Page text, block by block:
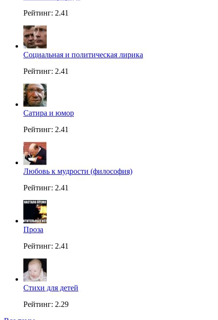
Рейтинг: 2.41
Социальная и политическая лирика
Рейтинг: 2.41
Сатира и юмор
Рейтинг: 2.41
Любовь к мудрости (философия)
Рейтинг: 2.41
Проза
Рейтинг: 2.41
Стихи для детей
Рейтинг: 2.29